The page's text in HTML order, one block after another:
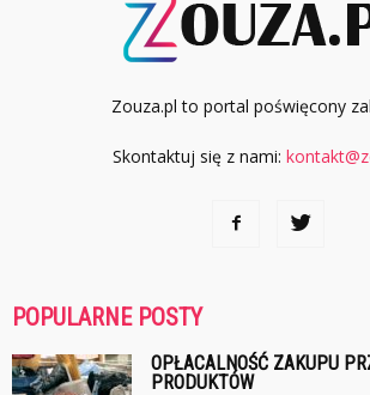
Zouza.pl to portal poświęcony
Skontaktuj się z nami:
POPULARNE POSTY
OPŁACALNOŚĆ ZAKUPU
PRODUKTÓW